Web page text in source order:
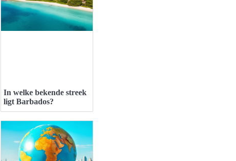
In welke bekende streek
ligt Barbados?